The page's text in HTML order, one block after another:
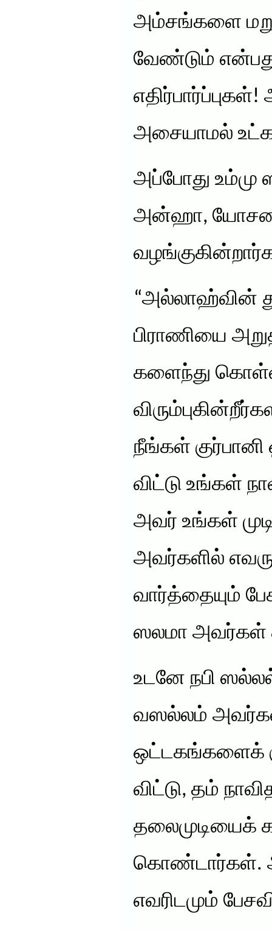
அம்சங்களை
வேண்டும்
அசையாமல்
அப்போது உம்மு
அன்ஹா,
“அல்லாஹ்வின்
பிராணியை
களைந்து
நீங்கள்
விட்டு உங்கள்
அவர் உங்கள்
அவர்களில்
வார்த்தையும்
ஸலமா அவர்கள்
உடனே நபி
வஸல்லம் அவர்கள்
ஒட்டகங்களைக்
விட்டு, தம்
தலைமுடியைக்
கொண்டார்கள்.
எவரிடமும்